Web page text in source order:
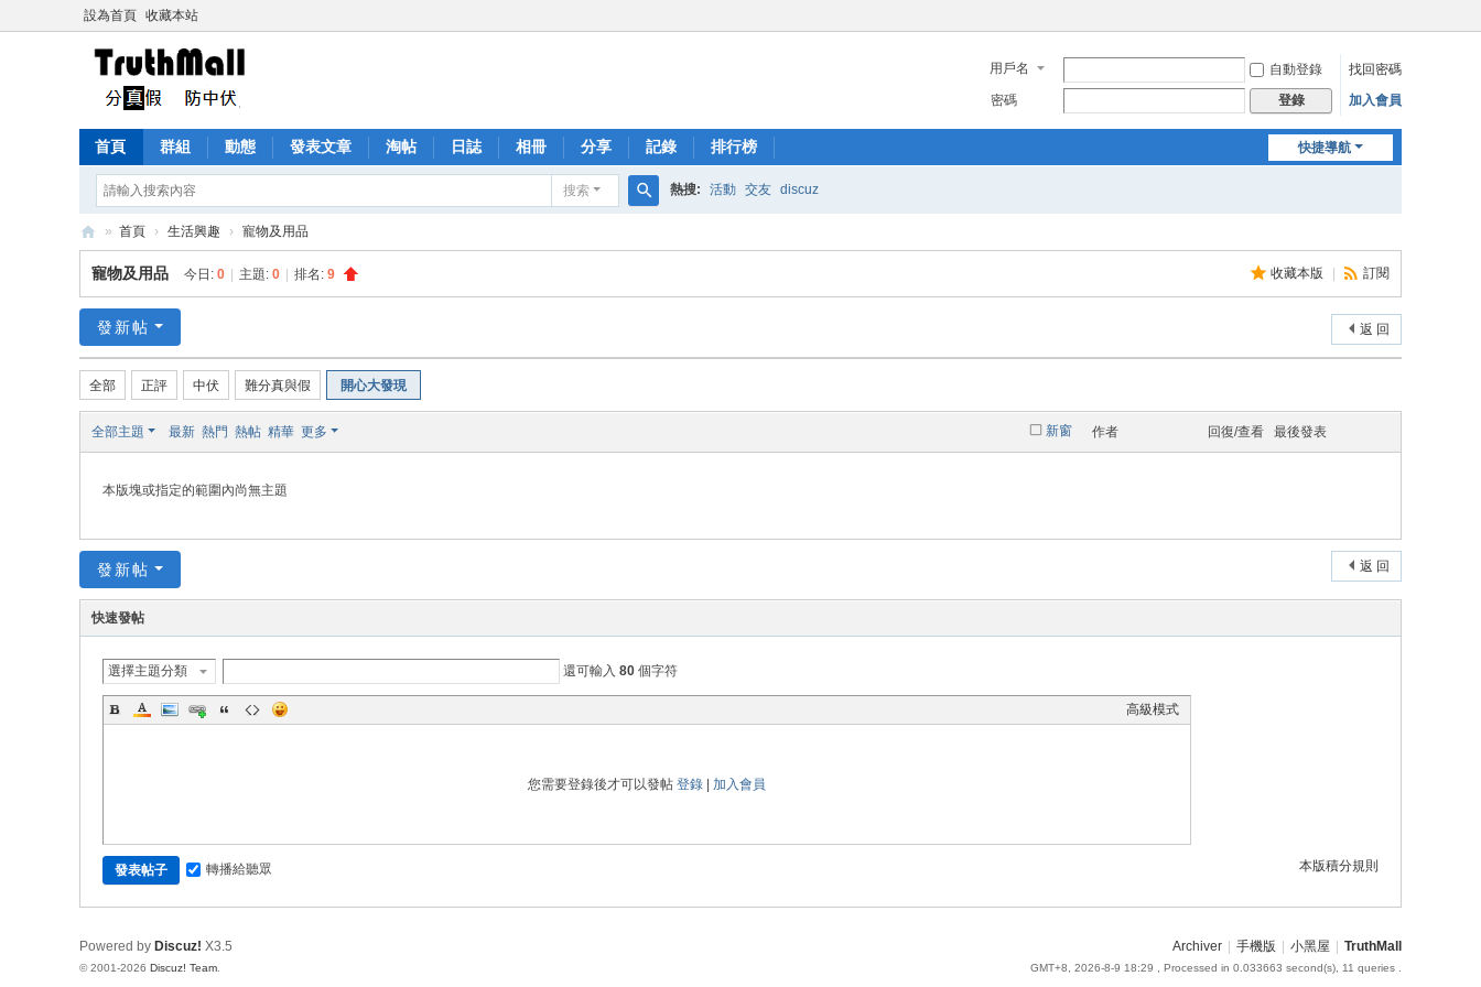
設為首頁 收藏本站
用戶名 自動登錄
找回密碼
密碼
登錄 加入會員
快捷導航
首頁 群組 動態 發表文章 淘帖 日誌 相冊 分享 記錄 排行榜
搜索
索
熱搜: 活動 交友 discuz
Tr
ut
M
all
» 首頁 › 生活興趣 › 寵物及用品
收藏本版 訂閱
寵物及用品 今日: 0 主題: 0 排名: 9
返 回
發新帖
全部 正評 中伏 難分真與假 開心大發現
新窗
全部主題 最新 熱門 熱帖 精華 更多 作者 回復/查看 最後發表
本版塊或指定的範圍內尚無主題
返 回
發新帖
快速發帖
選擇主題分類 還可輸入 80 個字符
高級模式
您需要登錄後才可以發帖 登錄 加入會員
本版積分規則
發表帖子 轉播給聽眾
Archiver 手機版 小黑屋 TruthMall
GMT+8, 2026-8-9 18:29 , Processed in 0.033663 second(s), 11 queries .
Powered by Discuz! X3.5
© 2001-2026 Discuz! Team